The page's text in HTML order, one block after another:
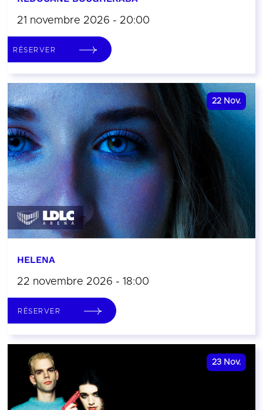
21 novembre 2026 - 20:00
RÉSERVER
22 Nov.
HELENA
22 novembre 2026 - 18:00
RÉSERVER
23 Nov.